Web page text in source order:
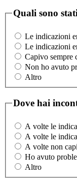
Quali sono
Le indicazioni
Le indicazioni
Capivo sempre
Non ho avuto
Altro
Dove hai
A volte le
A volte le
A volte non
Ho avuto
Altro